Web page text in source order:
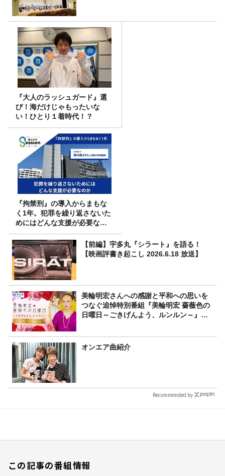
『大人のラッシュガード』選
び！海だけじゃもったいな
い！ひとり１着時代！？
『拘禁刑』の導入からまもな
く1年。犯罪を繰り返さないた
めにはどんな支援が必要なの
か
【前編】宇多丸『シラート』を語る！
【映画評書き起こし 2026.6.18 放送】
美輪明宏さんへの感謝と平和への思いを
つなぐ追悼特別番組『美輪明宏 薔薇色の
日曜日～ごきげんよう、ルンルン～』
オンエア曲紹介
Recommended by
この記事の番組情報